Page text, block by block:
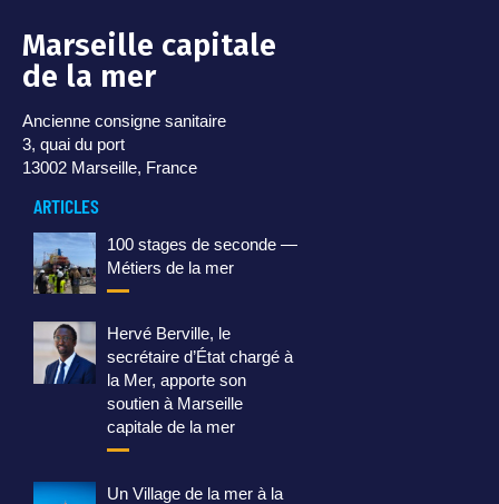
Marseille capitale
de la mer
Ancienne consigne sanitaire
3, quai du port
13002 Marseille, France
ARTICLES
100 stages de seconde —
Métiers de la mer
Hervé Berville, le
secrétaire d’État chargé à
la Mer, apporte son
soutien à Marseille
capitale de la mer
Un Village de la mer à la